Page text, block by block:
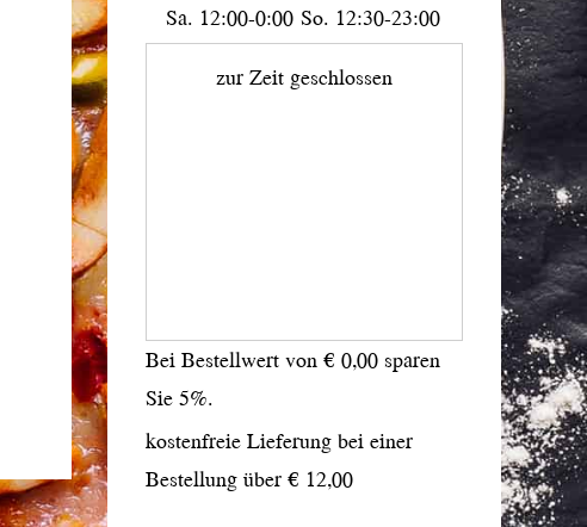
Sa. 12:00-0:00 So. 12:30-23:00
zur Zeit geschlossen
Bei Bestellwert von € 0,00 sparen
Sie 5%.
kostenfreie Lieferung bei einer
Bestellung über€ 12,00